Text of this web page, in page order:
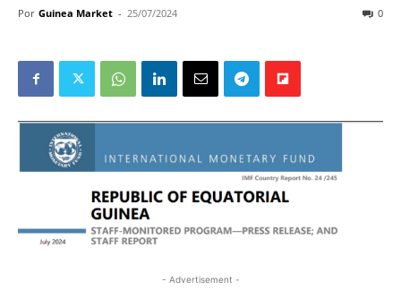
Por Guinea Market - 25/07/2024 0
- Advertisement -